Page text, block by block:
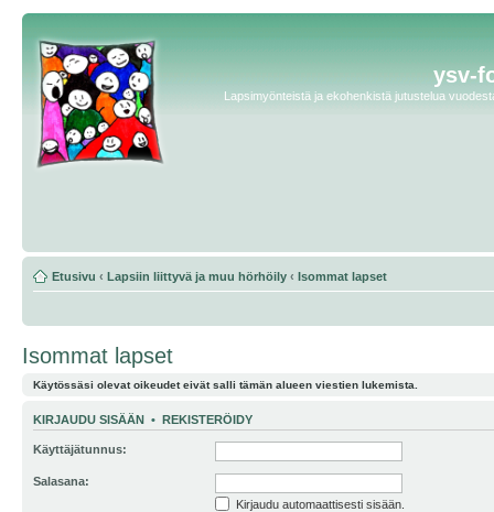
ysv-
Lapsimyönteistä ja ekohenkistä jutustelua
Etusivu ‹ Lapsiin liittyvä ja muu hörhöily ‹ Isommat lapset
Isommat lapset
Käytössäsi olevat oikeudet eivät salli tämän alueen viestien lukemista.
KIRJAUDU SISÄÄN • REKISTERÖIDY
Käyttäjätunnus:
Salasana:
Kirjaudu automaattisesti sisään.